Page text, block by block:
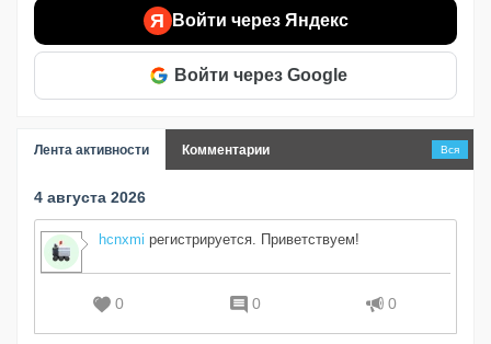
Я Войти через Яндекс
Войти через Google
Лента активности Комментарии Вся
4 августа 2026
hcnxmi регистрируется. Приветствуем!
0 0 0